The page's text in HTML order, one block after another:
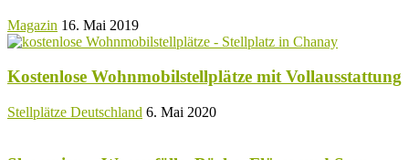
Magazin 16. Mai 2019
Kostenlose Wohnmobilstellplätze mit Vollausstattung
Stellplätze Deutschland 6. Mai 2020